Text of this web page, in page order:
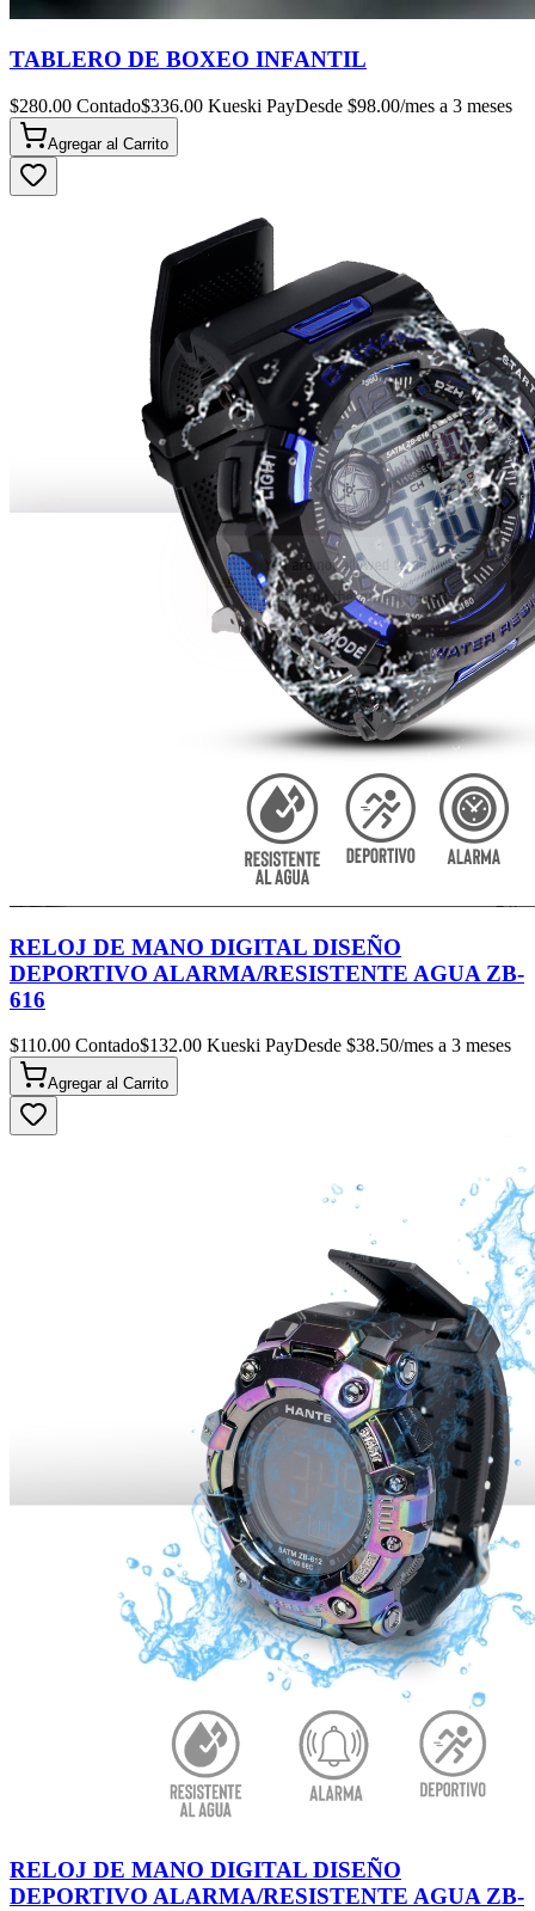
TABLERO DE BOXEO INFANTIL
$280.00 Contado$336.00 Kueski PayDesde $98.00/mes a 3 meses
Agregar al Carrito
RELOJ DE MANO DIGITAL DISEÑO
DEPORTIVO ALARMA/RESISTENTE AGUA ZB-
616
$110.00 Contado$132.00 Kueski PayDesde $38.50/mes a 3 meses
Agregar al Carrito
RELOJ DE MANO DIGITAL DISEÑO
DEPORTIVO ALARMA/RESISTENTE AGUA ZB-